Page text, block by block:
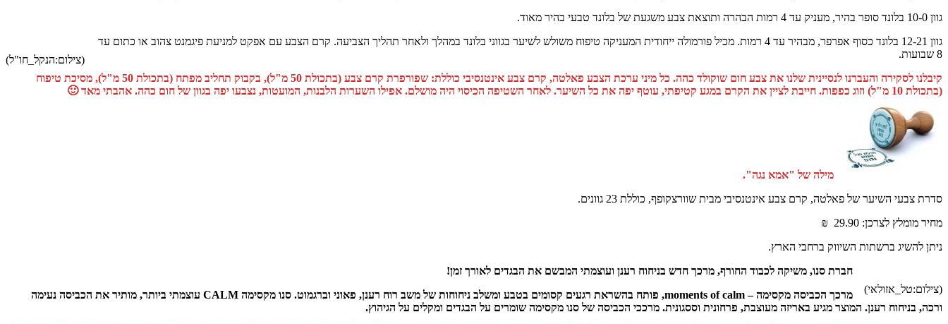
גוון 10-0 בלונד סופר בהיר, מעניק עד 4 רמות הבהרה ותוצאת צבע משגעת של בלונד טבעי בהיר מאוד.
(צילום:הנקל_חו"ל)
גוון 12-21 בלונד כסוף אפרפר, מבהיר עד 4 רמות. מכיל פורמולה ייחודית המעניקה טיפוח משולש לשיער בגווני בלונד במהלך ולאחר תהליך הצביעה. קרם הצבע עם אפקט למניעת פיגמנט צהוב או כתום עד
8 שבועות.
קיבלנו לסקירה והעברנו לנסיינית שלנו את צבע חום שוקולד כהה. כל מיני ערכת הצבע פאלטה, קרם צבע אינטנסיבי כוללת: שפורפרת קרם צבע (בתכולת 50 מ"ל), בקבוק תחליב מפתח (בתכולת 50 מ"ל), מסיכת טיפוח
(בתכולת 10 מ"ל) וזוג כפפות. חייבת לציין את הקרם במגע קטיפתי, עוטף יפה את כל השיער. לאחר השטיפה הכיסוי היה מושלם. אפילו השערות הלבנות, המועטות, נצבעו יפה בגוון של חום כהה. אהבתי מאד 🙂
מילה של "אמא נגה".
סדרת צבעי השיער של פאלטה, קרם צבע אינטנסיבי מבית שוורצקופף, כוללת 23 גוונים.
מחיר מומלץ לצרכן: 29.90 ₪
ניתן להשיג ברשתות השיווק ברחבי הארץ.
(צילום:טל_אזולאי)
חברת סנו, משיקה לכבוד החורף, מרכך חדש בניחוח רענן ועוצמתי המבשם את הבגדים לאורך זמן!
מרכך הכביסה מקסימה – moments of calm, פותח בהשראת רגעים קסומים בטבע ומשלב ניחוחות של משב רוח רענן, פאוני וברגמוט. סנו מקסימה CALM עוצמתי ביותר, מותיר את הכביסה נעימה
ורכה, בניחוח רענן. המוצר מגיע באריזה מעוצבת, פרחונית וססגונית. מרככי הכביסה של סנו מקסימה שומרים על הבגדים ומקלים על הגיהוץ.